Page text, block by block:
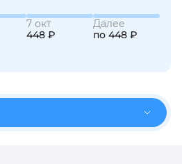
7 окт
448 ₽
Далее
по 448 ₽